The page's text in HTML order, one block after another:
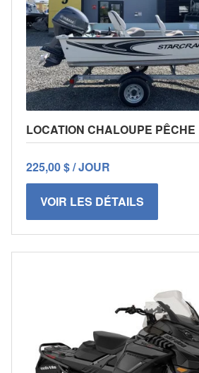
LOCATION CHALOUPE PÊCHE
225,00 $ / JOUR
VOIR LES DÉTAILS